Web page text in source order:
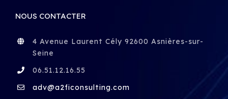
NOUS CONTACTER
4 Avenue Laurent Cély 92600 Asnières-sur-
Seine
06.51.12.16.55
adv@a2ficonsulting.com